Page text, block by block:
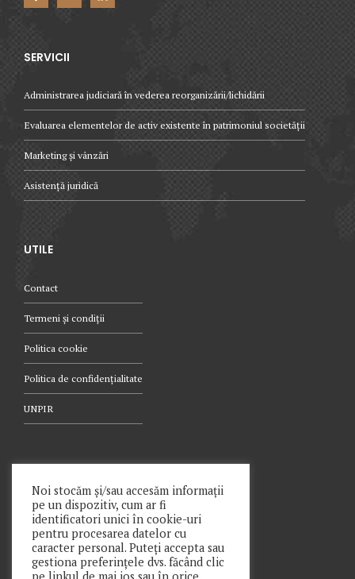
SERVICII
Administrarea judiciară în vederea reorganizării/lichidării
Evaluarea elementelor de activ existente în patrimoniul societății
Marketing și vânzări
Asistență juridică
UTILE
Contact
Termeni și condiții
Politica cookie
Politica de confidențialitate
UNPIR
021.340.0442
Noi stocăm și/sau accesăm informații
pe un dispozitiv, cum ar fi
identificatori unici în cookie-uri
pentru procesarea datelor cu
caracter personal. Puteți accepta sau
gestiona preferințele dvs. făcând clic